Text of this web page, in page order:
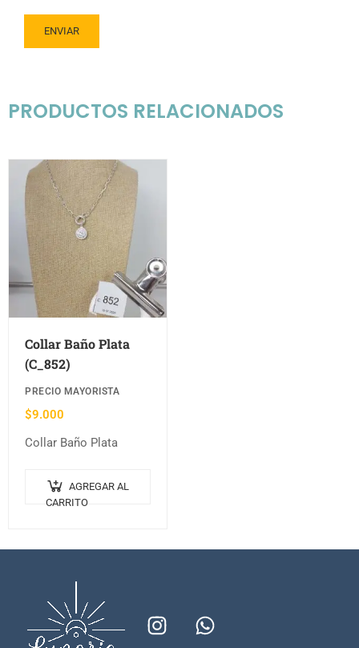
PRODUCTOS RELACIONADOS
Collar Baño Plata
(C_852)
PRECIO MAYORISTA
$9.000
Collar Baño Plata
AGREGAR AL
CARRITO